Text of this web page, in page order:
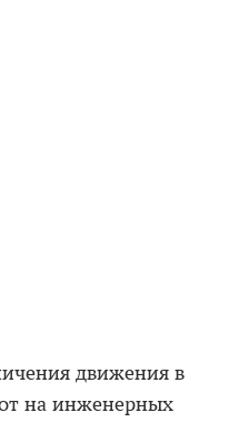
движения в
на инженерных